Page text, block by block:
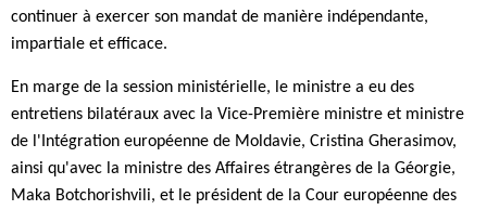
continuer à exercer son mandat de manière indépendante,
impartiale et efficace.
En marge de la session ministérielle, le ministre a eu des
entretiens bilatéraux avec la Vice-Première ministre et ministre
de l'Intégration européenne de Moldavie, Cristina Gherasimov,
ainsi qu'avec la ministre des Affaires étrangères de la Géorgie,
Maka Botchorishvili, et le président de la Cour européenne des